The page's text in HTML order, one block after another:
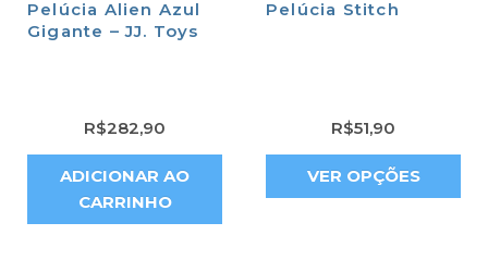
Pelúcia Alien Azul
Gigante – JJ. Toys
R$282,90
ADICIONAR AO
CARRINHO
Pelúcia Stitch
R$51,90
VER OPÇÕES